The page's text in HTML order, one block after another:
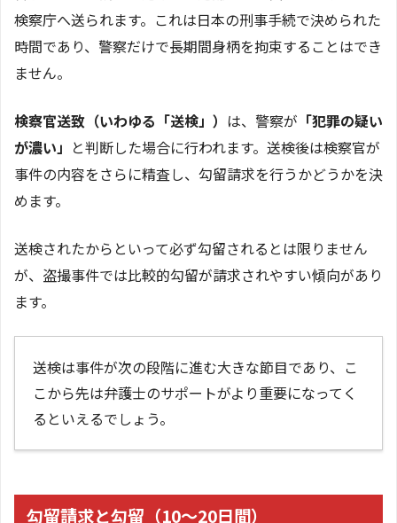
検察庁へ送られます。これは日本の刑事手続で決められた
時間であり、警察だけで長期間身柄を拘束することはでき
ません。
検察官送致（いわゆる「送検」） は、警察が 「犯罪の疑い
が濃い」 と判断した場合に行われます。送検後は検察官が
事件の内容をさらに精査し、勾留請求を行うかどうかを決
めます。
送検されたからといって必ず勾留されるとは限りません
が、盗撮事件では比較的勾留が請求されやすい傾向があり
ます。
送検は事件が次の段階に進む大きな節目であり、こ
こから先は弁護士のサポートがより重要になってく
るといえるでしょう。
勾留請求と勾留（10〜20日間）